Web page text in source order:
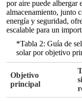
por aire puede
almacenamiento, junto
energía y seguridad,
escalable para un
*Tabla 2: Guía de
solar por objetivo
Objetivo
principal